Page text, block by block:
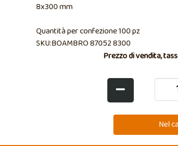
8x300 mm
Quantità per confezione 100 pz
SKU:BOAMBRO 87052 8300
Prezzo di vendita,